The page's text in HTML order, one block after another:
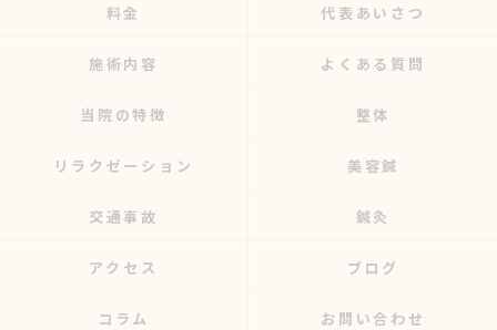
料金 代表あいさつ
施術内容 よくある質問
当院の特徴 整体
リラクゼーション 美容鍼
交通事故 鍼灸
アクセス ブログ
コラム お問い合わせ